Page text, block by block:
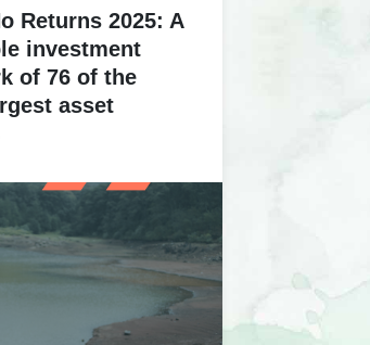
Returns 2025: A
investment
of 76 of the
asset